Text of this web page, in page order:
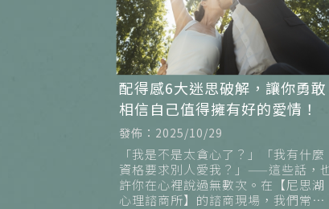
配得感6大迷思破解，讓你勇敢
相信自己值得擁有好的愛情！
發佈：2025/10/29
「我是不是太貪心了？」「我有什麼
資格要求別人愛我？」——這些話，
許你在心裡說過無數次。在【尼思湖
心理諮商所】的諮商現場，我們常見